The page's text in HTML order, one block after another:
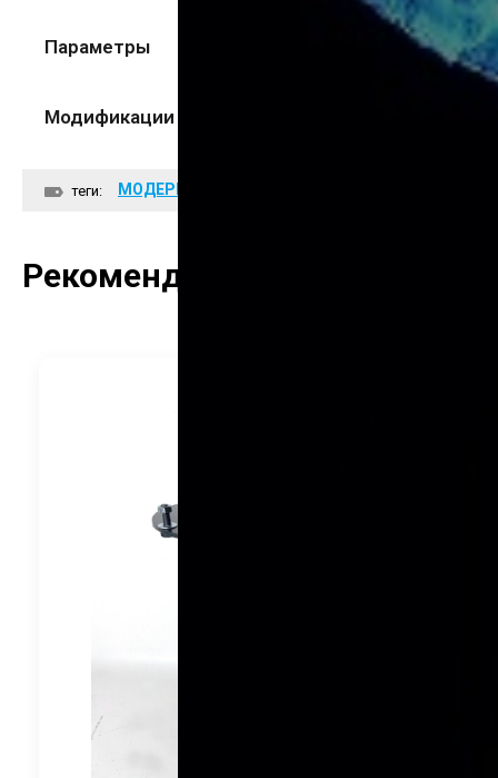
Параметры
Модификации
теги: МОДЕРН
Рекомендуемые